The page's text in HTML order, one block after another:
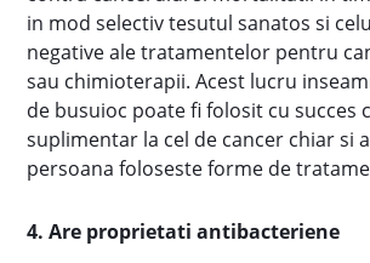
in mod selectiv tesutul sanatos si
negative ale tratamentelor pentru
sau chimioterapii. Acest lucru
de busuioc poate fi folosit cu succes
suplimentar la cel de cancer chiar si
persoana foloseste forme de
4. Are proprietati antibacteriene